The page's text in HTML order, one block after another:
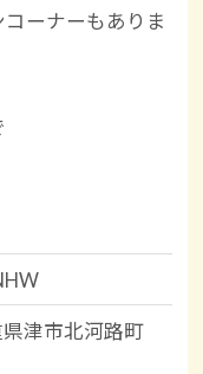
ーナーもありま
津市北河路町